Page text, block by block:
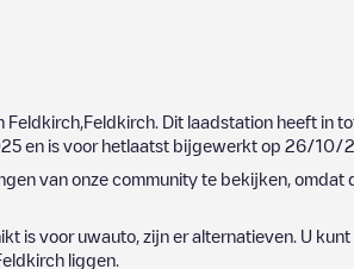
Feldkirch Feldkirch . Dit laadstation heeft in
en is voor hetlaatst bijgewerkt op 26/10/
van onze community te bekijken,
is voor uwauto, zijn er alternatieven. U
liggen.